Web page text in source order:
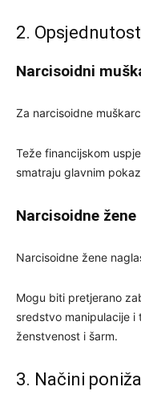
2.
Narcisoidni
Za narcisoidne
Teže financijskom
smatraju glavnim
Narcisoidne žene
Narcisoidne žene
Mogu biti pretjerano
sredstvo manipulacije
ženstvenost i šarm.
3. Načini